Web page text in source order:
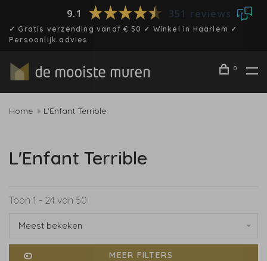
9.1 351 reviews
✓ Gratis verzending vanaf € 50 ✓ Winkel in Haarlem ✓
Persoonlijk advies
0
Home L'Enfant Terrible
L'Enfant Terrible
Toon 1 - 24 van 50
Meest bekeken
MEER FILTERS